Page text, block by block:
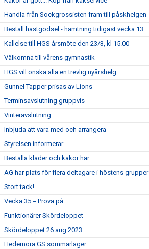
Handla från Sockgrossisten fram till påskhelgen
Beställ hästgödsel - hämtning tidigast vecka 13
Kallelse till HGS årsmöte den 23/3, kl 15.00
Välkomna till vårens gymnastik
HGS vill önska alla en trevlig nyårshelg.
Gunnel Tapper prisas av Lions
Terminsavslutning gruppvis
Vinteravslutning
Inbjuda att vara med och arrangera
Styrelsen informerar
Beställa kläder och kakor här
AG har plats för flera deltagare i höstens grupper
Stort tack!
Vecka 35 = Prova på
Funktionärer Skördeloppet
Skördeloppet 26 aug 2023
Hedemora GS sommarläger